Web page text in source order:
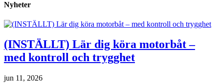
Nyheter
(INSTÄLLT) Lär dig köra motorbåt –
med kontroll och trygghet
jun 11, 2026